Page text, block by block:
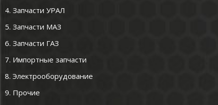
4. Запчасти УРАЛ
5. Запчасти МАЗ
6. Запчасти ГАЗ
7. Импортные запчасти
8. Электрооборудование
9. Прочие